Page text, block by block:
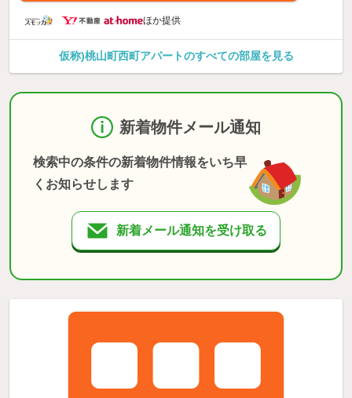
ほか提供
仮称)桃山町西町アパートのすべての部屋を見る
新着物件メール通知
検索中の条件の新着物件情報をいち早
くお知らせします
新着メール通知を受け取る